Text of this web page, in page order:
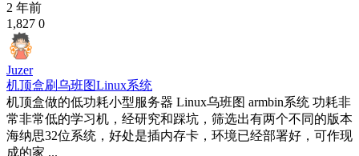
2 年前
1,827 0
Juzer
机顶盒刷乌班图Linux系统
机顶盒做的低功耗小型服务器 Linux乌班图 armbin系统 功耗非
常非常低的学习机，经研究和踩坑，筛选出有两个不同的版本
海纳思32位系统，好处是插内存卡，环境已经部署好，可作现
成的家 ...